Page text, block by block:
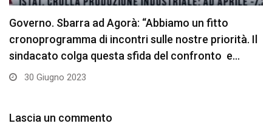
“Investire su infrastrutture e famiglie è il solo modo
per fermare la deriva” – ‘Il Giornale’
10 Gennaio 2023
Lascia un commento